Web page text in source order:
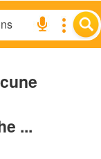
...